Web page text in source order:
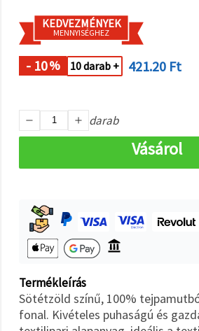
megadhatja
preferenciáit
az adott
kiválasztásával
és a
kattintva.
Beállítások
KEDVEZMÉNYEK
MENNYISÉGHEZ
- 10% 10 darab + 421.20 Ft
darab
Vásárol
Termékleírás
Sötétzöld színű, 100%
fonal. Kivételes puhaságú és